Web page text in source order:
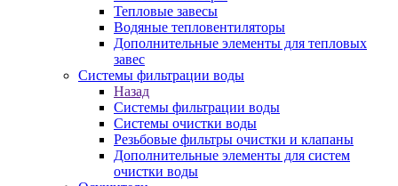
Тепловые завесы
Водяные тепловентиляторы
Дополнительные элементы для тепловых
завес
Системы фильтрации воды
Назад
Системы фильтрации воды
Системы очистки воды
Резьбовые фильтры очистки и клапаны
Дополнительные элементы для систем
очистки воды